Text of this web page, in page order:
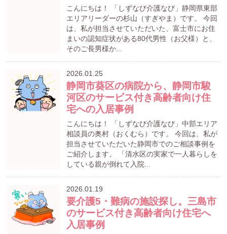
こんにちは！ 「しずなび介護なび」静岡県東部
エリアリーダーの杉山（すぎやま）です。 今回
は、私が担当させていただいた、富士市にお住
まいの認知症状がある80代男性（お父様）と、
そのご長男様か...
2026.01.25
静岡市葵区の病院から、静岡市駿
河区のサービス付き高齢者向け住
宅への入居事例
こんにちは！ 「しずなび介護なび」中部エリア
相談員の奥村（おくむら）です。 今回は、私が
担当させていただいた静岡市でのご相談事例を
ご紹介します。 「清水区の実家で一人暮らしを
している親が倒れて入院...
2026.01.19
要介護5・難病の施設探し。三島市
のサービス付き高齢者向け住宅へ
入居事例